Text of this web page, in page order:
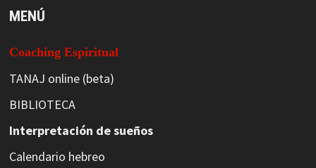
MENÚ
Coaching Espiritual
TANAJ online (beta)
BIBLIOTECA
Interpretación de sueños
Calendario hebreo